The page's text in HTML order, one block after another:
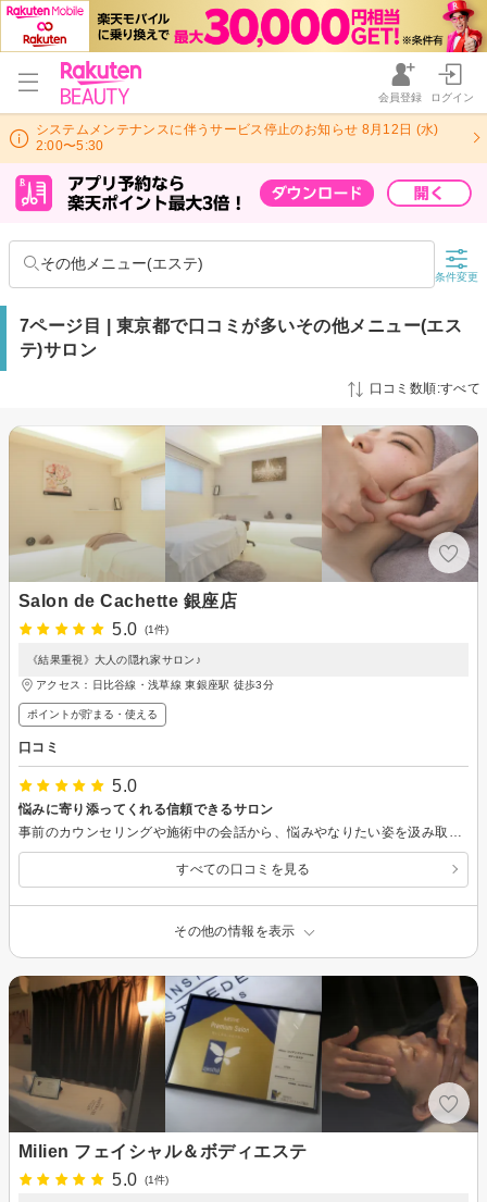
会員登録 ログイン
システムメンテナンスに伴うサービス停止のお知らせ 8月12日 (水)
2:00〜5:30
その他メニュー(エステ)
条件変更
7ページ目 | 東京都で口コミが多いその他メニュー(エス
テ)サロン
口コミ数順:すべて
Salon de Cachette 銀座店
5.0
(1件)
《結果重視》大人の隠れ家サロン♪
アクセス：日比谷線・浅草線 東銀座駅 徒歩3分
ポイントが貯まる・使える
口コミ
5.0
悩みに寄り添ってくれる信頼できるサロン
すべての口コミを見る
その他の情報を表示
Milien フェイシャル＆ボディエステ
5.0
(1件)